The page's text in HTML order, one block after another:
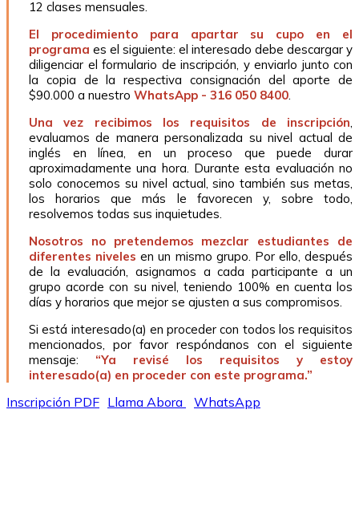
12 clases mensuales.
El procedimiento para apartar su cupo en el
programa es el siguiente: el interesado debe descargar y
diligenciar el formulario de inscripción, y enviarlo junto con
la copia de la respectiva consignación del aporte de
$90.000 a nuestro WhatsApp - 316 050 8400.
Una vez recibimos los requisitos de inscripción,
evaluamos de manera personalizada su nivel actual de
inglés en línea, en un proceso que puede durar
aproximadamente una hora. Durante esta evaluación no
solo conocemos su nivel actual, sino también sus metas,
los horarios que más le favorecen y, sobre todo,
resolvemos todas sus inquietudes.
Nosotros no pretendemos mezclar estudiantes de
diferentes niveles en un mismo grupo. Por ello, después
de la evaluación, asignamos a cada participante a un
grupo acorde con su nivel, teniendo 100% en cuenta los
días y horarios que mejor se ajusten a sus compromisos.
Si está interesado(a) en proceder con todos los requisitos
mencionados, por favor respóndanos con el siguiente
mensaje: “Ya revisé los requisitos y estoy
interesado(a) en proceder con este programa.”
Inscripción PDF Llama Abora WhatsApp